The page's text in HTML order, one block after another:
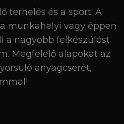
terhelés és a sport. A
munkahelyi vagy éppen
a nagyobb felkészülést
Megfelelő alapokat az
anyagcserét,